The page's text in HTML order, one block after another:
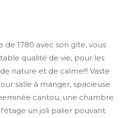
1780 avec son gîte, vous
qualité de vie, pour les
nature et de calme!!! Vaste
salle à manger, spacieuse
cantou, une chambre
l'étage un joli palier pouvant